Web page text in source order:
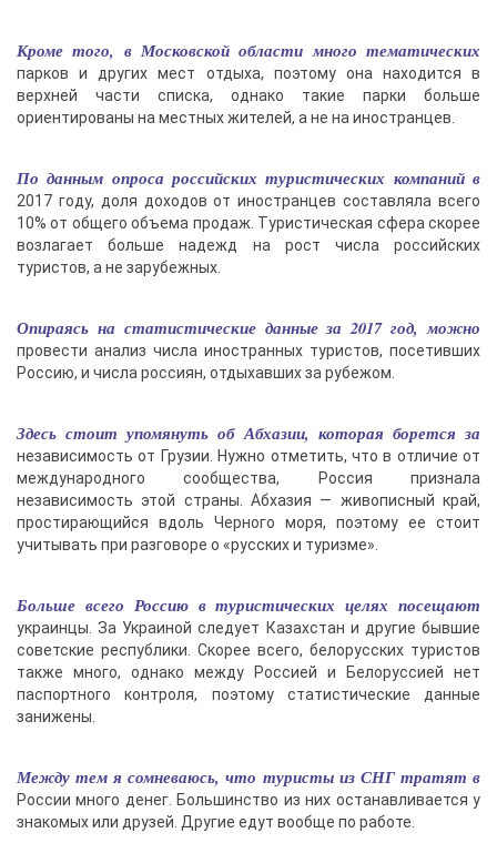
Кроме того, в Московской области много тематических
парков и других мест отдыха, поэтому она находится в
верхней части списка, однако такие парки больше
ориентированы на местных жителей, а не на иностранцев.
По данным опроса российских туристических компаний в
2017 году, доля доходов от иностранцев составляла всего
10% от общего объема продаж. Туристическая сфера скорее
возлагает больше надежд на рост числа российских
туристов, а не зарубежных.
Опираясь на статистические данные за 2017 год, можно
провести анализ числа иностранных туристов, посетивших
Россию, и числа россиян, отдыхавших за рубежом.
Здесь стоит упомянуть об Абхазии, которая борется за
независимость от Грузии. Нужно отметить, что в отличие от
международного сообщества, Россия признала
независимость этой страны. Абхазия — живописный край,
простирающийся вдоль Черного моря, поэтому ее стоит
учитывать при разговоре о «русских и туризме».
Больше всего Россию в туристических целях посещают
украинцы. За Украиной следует Казахстан и другие бывшие
советские республики. Скорее всего, белорусских туристов
также много, однако между Россией и Белоруссией нет
паспортного контроля, поэтому статистические данные
занижены.
Между тем я сомневаюсь, что туристы из СНГ тратят в
России много денег. Большинство из них останавливается у
знакомых или друзей. Другие едут вообще по работе.